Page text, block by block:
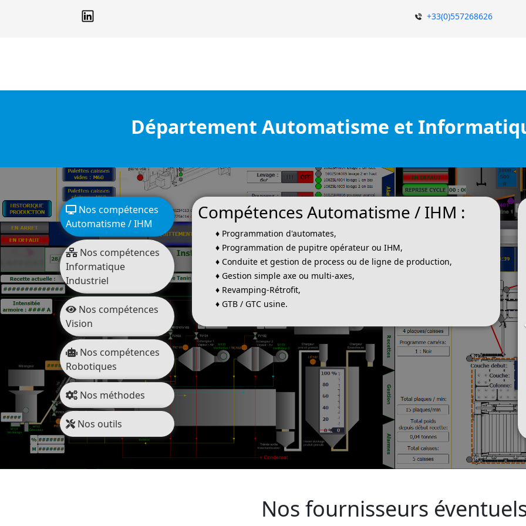
+33(0)557268626
Département Automatisme et
Nos compétences
Automatisme / IHM
Nos compétences
Informatique
Industriel
Nos compétences
Vision
Nos compétences
Robotiques
Nos méthodes
Nos outils
Compétences Automatisme / IHM :
♦ Programmation d'automates,
♦ Programmation de pupitre opérateur ou IHM,
♦ Conduite et gestion de process ou de ligne de production,
♦ Gestion simple axe ou multi-axes,
♦ Revamping-Rétrofit,
♦ GTB / GTC usine.
Nos fournisseurs